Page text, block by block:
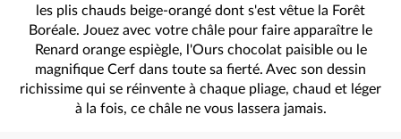
les plis chauds beige-orangé dont s'est vêtue la Forêt
Boréale. Jouez avec votre châle pour faire apparaître le
Renard orange espiègle, l'Ours chocolat paisible ou le
magnifique Cerf dans toute sa fierté. Avec son dessin
richissime qui se réinvente à chaque pliage, chaud et léger
à la fois, ce châle ne vous lassera jamais.